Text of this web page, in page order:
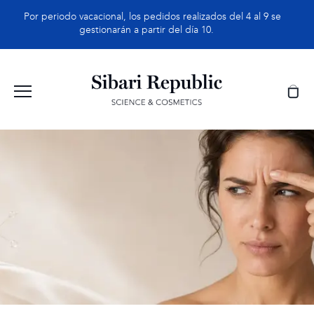
Por periodo vacacional, los pedidos realizados del 4 al 9 se
gestionarán a partir del día 10.